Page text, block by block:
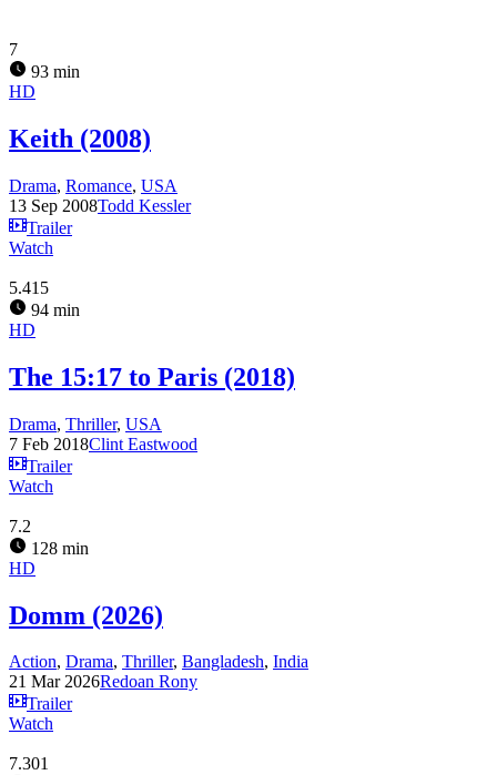
7
93 min
HD
Keith (2008)
Drama, Romance, USA
13 Sep 2008Todd Kessler
Trailer
Watch
5.415
94 min
HD
The 15:17 to Paris (2018)
Drama, Thriller, USA
7 Feb 2018Clint Eastwood
Trailer
Watch
7.2
128 min
HD
Domm (2026)
Action, Drama, Thriller, Bangladesh, India
21 Mar 2026Redoan Rony
Trailer
Watch
7.301